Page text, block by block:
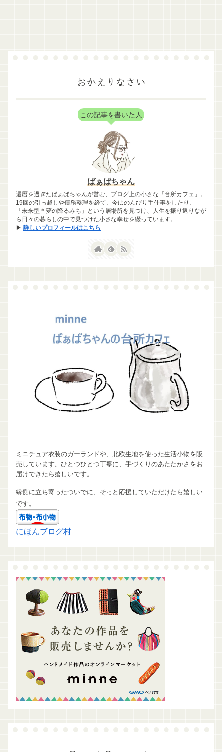
おかえりなさい
この記事を書いた人
ばぁばちゃん
還暦を過ぎたばぁばちゃんが営む、ブログ上の小さな「台所カフェ」。
19回の引っ越しや債務整理を経て、今はのんびり手仕事をしたり、
「未来型＊夢の降るみち」という居場所を見つけ、人生を振り返りなが
ら日々の暮らしの中で見つけた小さな幸せを綴っています。
▶ 詳しいプロフィールはこちら
ミニチュア衣装のガーランドや、北欧生地を使った生活小物を販
売しています。ひとつひとつ丁寧に、手づくりのあたたかさをお
届けできたら嬉しいです。
縁側に立ち寄ったついでに、そっと応援していただけたら嬉しい
です。
にほんブログ村